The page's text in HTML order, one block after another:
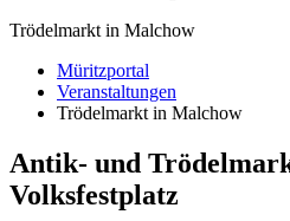
Trödelmarkt in Malchow
Müritzportal
Veranstaltungen
Trödelmarkt in Malchow
Antik- und
Volksfestplatz